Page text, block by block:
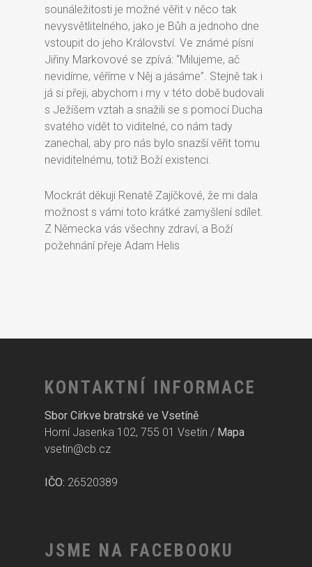
sounáležitosti je možné věřit v něco tak
nevysvětlitelného, jako je Bůh a jednoho dne
vstoupit do jeho Království. Ve známé písni
Jiřiny Markovové se zpívá: “Milujeme, ač
nevidíme, věříme v Něj a jásáme”. Stejně tak i
já si přeji, abychom i my v této době budovali
s Ježíšem vztah a snažili se s pomocí Ducha
svatého vidět to viditelné, co nám tady
zanechal, aby pro nás bylo snazší věřit tomu
neviditelnému, totiž Boží existenci.
Mockrát děkuji Renatě Zajíčkové, že mi dala
možnost s vámi toto krátké zamyšlení sdílet.
Z Německa vás všechny zdraví, a Boží
požehnání přeje Adam Helis
KONTAKTNÍ INFORMACE
Sbor Církve bratrské ve Vsetíně
Horní Jasenka 102, 755 01 Vsetín / Mapa
vsetin@cb.cz
IČO: 26520389
JSME NA FACEBOOKU